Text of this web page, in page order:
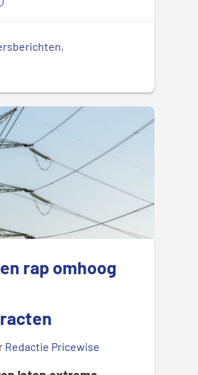
,
rap omhoog
Redactie Pricewise